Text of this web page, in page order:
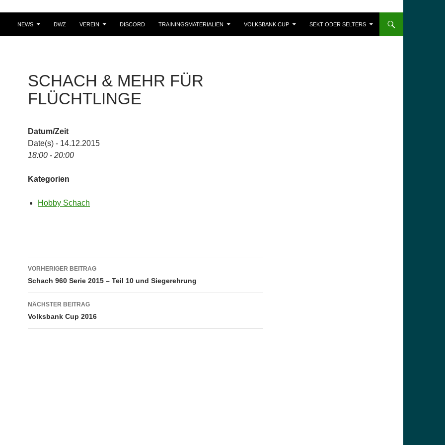
NEWS DWZ VEREIN DISCORD TRAININGSMATERIALIEN VOLKSBANK CUP SEKT ODER SELTERS
SCHACH & MEHR FÜR
FLÜCHTLINGE
Datum/Zeit
Date(s) - 14.12.2015
18:00 - 20:00
Kategorien
Hobby Schach
Beitragsnavigation
VORHERIGER BEITRAG
Schach 960 Serie 2015 – Teil 10 und Siegerehrung
NÄCHSTER BEITRAG
Volksbank Cup 2016